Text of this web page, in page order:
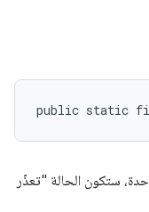
public static
ستكون الحالة "تعذّر